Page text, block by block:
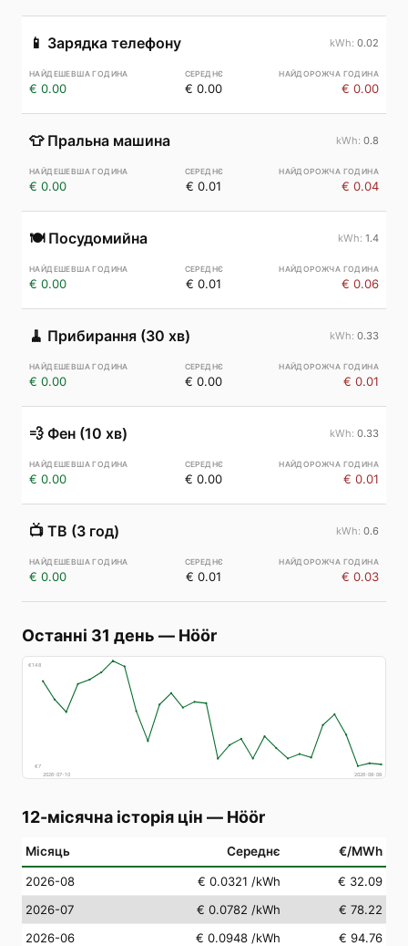
📱 Зарядка телефону 0.02
€ 0.00 € 0.00 € 0.00
👕 Пральна машина 0.8
€ 0.00 € 0.01 € 0.04
🍽️ Посудомийна 1.4
€ 0.00 € 0.01 € 0.06
🧹 Прибирання (30 хв) 0.33
€ 0.00 € 0.00 € 0.01
💨 Фен (10 хв) 0.33
€ 0.00 € 0.00 € 0.01
📺 ТВ (3 год) 0.6
€ 0.00 € 0.01 € 0.03
Останні 31 день — Höör
€148
€7
2026-07-10
2026-08-08
12-місячна історія цін — Höör
Місяць Середнє €/MWh
2026-08 € 0.0321 /kWh
€ 32.09
2026-07
€ 0.0782 /kWh
€ 78.22
2026-06
€ 0.0948 /kWh
€ 94.76